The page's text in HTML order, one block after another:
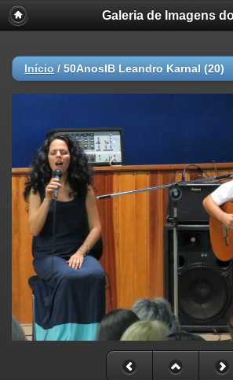
Galeria de Imagens
Início / 50AnosIB Leandro Karnal (20)